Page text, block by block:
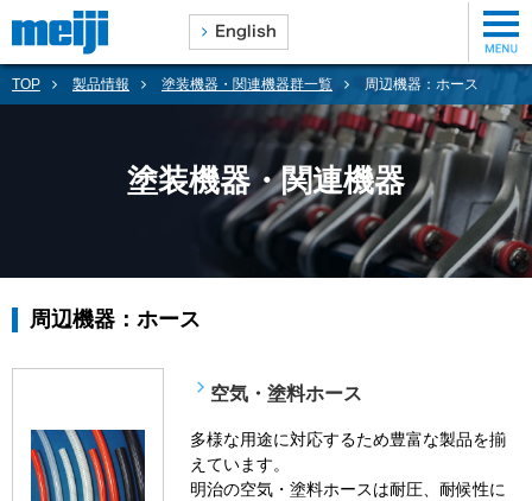
TOP 製品情報 塗装機器・関連機器群一覧 周辺機器：ホース
塗装機器・関連機器
周辺機器：ホース
空気・塗料ホース
多様な用途に対応するため豊富な製品を揃
えています。
明治の空気・塗料ホースは耐圧、耐候性に